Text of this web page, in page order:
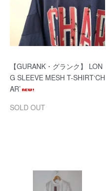
【GURANK・グランク】 LON
G SLEEVE MESH T-SHIRT‘CH
AR’
SOLD OUT